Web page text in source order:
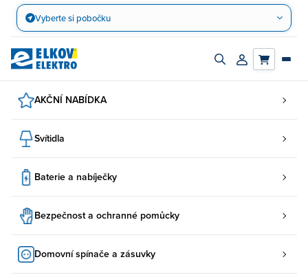
Přejít
obsah
Vyberte si pobočku
Zapnout/vypnout
Přihlásit/
AKČNÍ NABÍDKA
Svítidla
Baterie a nabíječky
Bezpečnost a ochranné pomůcky
Domovní spínače a zásuvky